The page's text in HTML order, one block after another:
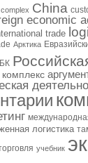
China
economic
trade
Арктика
логистика
учебник